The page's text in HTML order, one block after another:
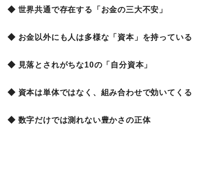
◆ 世界共通で存在する「お金の三大不安」
◆ お金以外にも人は多様な「資本」を持っている
◆ 見落とされがちな10の「自分資本」
◆ 資本は単体ではなく、組み合わせで効いてくる
◆ 数字だけでは測れない豊かさの正体